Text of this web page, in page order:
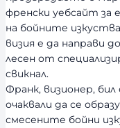
френски уебсайт за
на бойните
визия е да направи
лесен от
свикнал.
Франк, визионер,
очаквали да се
смесените бойни